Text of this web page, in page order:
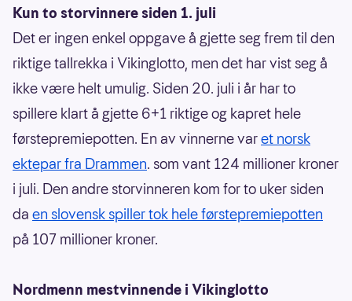
Kun to storvinnere siden 1. juli
Det er ingen enkel oppgave å gjette seg frem til den
riktige tallrekka i Vikinglotto, men det har vist seg å
ikke være helt umulig. Siden 20. juli i år har to
spillere klart å gjette 6+1 riktige og kapret hele
førstepremiepotten. En av vinnerne varet norsk
ektepar fra Drammen. som vant 124 millioner kroner
i juli. Den andre storvinneren kom for to uker siden
da en slovensk spiller tok hele førstepremiepotten
på 107 millioner kroner.
Nordmenn mestvinnende i Vikinglotto